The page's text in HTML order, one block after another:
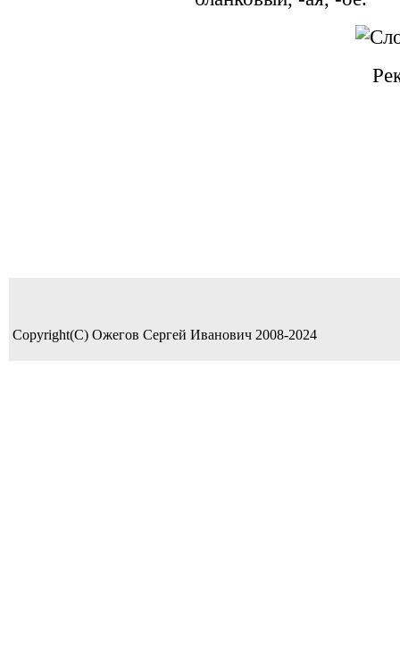
Copyright(C) Ожегов Сергей Иванович 2008-2024